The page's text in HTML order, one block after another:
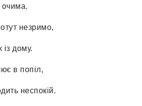
очима.
незримо,
із дому.
в попіл,
неспокій.